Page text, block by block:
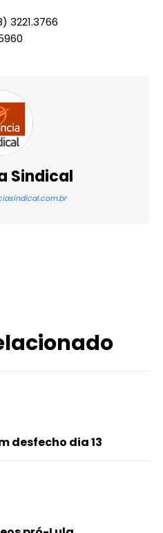
3221.3766
Sindical
desfecho dia 13